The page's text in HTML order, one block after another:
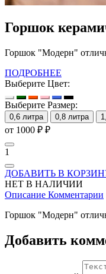
Горшок
Горшок "Модерн"
ПОДРОБНЕЕ
Выберите Цвет:
Выберите Размер:
0,6 литра 0,8 литра
от 1000 ₽ ₽
1
ДОБАВИТЬ В
НЕТ В НАЛИЧИИ
Описание Комментарии
Горшок "Модерн"
Добавить